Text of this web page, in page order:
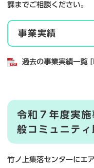
課までご相談ください。
事業実績
過去の事業実績一覧
令和７年度実
般コミュニティ
竹ノ上集落センターにエ